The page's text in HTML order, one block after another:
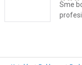
Sme